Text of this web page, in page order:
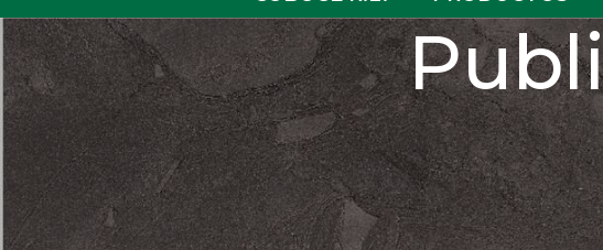
NOTICIAS
Bolivia celebra su Bicentenario
esperanza